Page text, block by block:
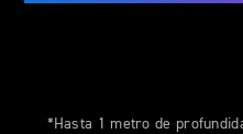
*Hasta 1 metro de